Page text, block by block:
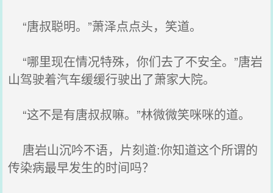
“唐叔聪明。”萧泽点点头，笑道。
“哪里现在情况特殊，你们去了不安全。”唐岩
山驾驶着汽车缓缓行驶出了萧家大院。
“这不是有唐叔叔嘛。”林微微笑咪咪的道。
唐岩山沉吟不语，片刻道:你知道这个所谓的
传染病最早发生的时间吗？